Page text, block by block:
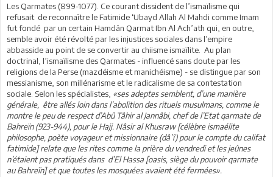
Les Qarmates (899-1077). Ce courant dissident de l’ismaïlisme qui
refusait de reconnaître le Fatimide ‘Ubayd Allah Al Mahdi comme Imam
fut fondé par un certain Hamdân Qarmat Ibn Al Ach’ath qui, en outre,
semble avoir été révolté par les injustices sociales dans l’empire
abbasside au point de se convertir au chiisme ismaïlite. Au plan
doctrinal, l’ismaïlisme des Qarmates - influencé sans doute par les
religions de la Perse (mazdéisme et manichéisme) - se distingue par son
messianisme, son millénarisme et le radicalisme de sa contestation
sociale. Selon les spécialistes, «ses adeptes semblent, d’une manière
générale, être allés loin dans l’abolition des rituels musulmans, comme le
montre le peu de respect d’Abû Tâhir al Jannâbi, chef de l’Etat qarmate de
Bahreïn (923-944), pour le Hajj. Nâsir al Khusraw [célèbre ismaélite
philosophe, poète voyageur et missionnaire (dâ’î) pour le compte du califat
fatimide] relate que les rites comme la prière du vendredi et les jeûnes
n’étaient pas pratiqués dans d’El Hassa [oasis, siège du pouvoir qarmate
au Bahreïn] et que toutes les mosquées avaient été fermées».